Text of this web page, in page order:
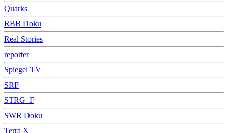
Quarks
RBB Doku
Real Stories
reporter
Spiegel TV
SRF
STRG_F
SWR Doku
Terra X